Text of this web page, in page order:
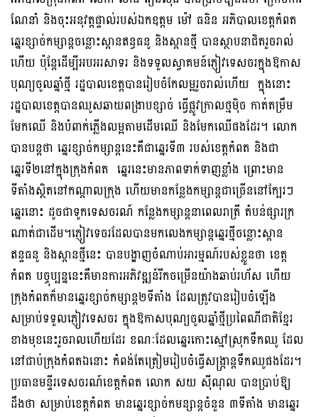
ណែនាំ និងចុះអនុវត្តផ្ទាល់របស់ឯកឧត្តម ម៉ៅ ធនិន អភិបាលខេត្តកំពត
ឆ្នេរខ្សាច់កម្សាន្តចន្លោះស្ពានឥន្ធធនូ និងស្ពានថ្មី បានស្ថាបនាជិតរួចរាល់
ហើយ ប៉ុន្តែដើម្បីអបអរសាទរ និងទទួលស្វាគមន៍ភ្ញៀវទេសចរក្នុងឱកាស
បុណ្យចូលឆ្នាំថ្មី រដ្ឋបាលខេត្តបានរៀបចំកែលម្អរួចរាល់ហើយ ក្នុងនោះ
រដ្ឋបាលខេត្តបានឈូសឆាយពង្រាបខ្សាច់ ធ្វើផ្លូវក្រាលថ្មម៉ិច កាត់តម្រឹម
មែកឈើ និងបំពាក់ភ្លើងលម្អតាមដើមឈើ និងមែកឈើផងដែរ។ លោក
បានបន្តថា ឆ្នេរខ្សាច់កម្សាន្តនេះគឺជាឆ្នេរទី៣ របស់ខេត្តកំពត និងជា
ឆ្នេរទី២នៅក្នុងក្រុងកំពត ឆ្នេរនេះមានភាពទាក់ទាញខ្លាំង ព្រោះមាន
ទីតាំងស្ថិតនៅកណ្តាលក្រុង ហើយមានកន្លែងកម្សាន្តជាច្រើននៅក្បែរៗ
ឆ្នេរនោះ ដូចជាទូកទេសចរណ៍ កន្លែងកម្សាន្តនាពេលរាត្រី តំបន់ផ្សារក្រ
ណាត់ជាដើម។ភ្ញៀវទេចរដែលបានមកលេងកម្សាន្តឆ្នេរថ្មីចន្លោះស្ពាន
ឥន្ទធនូ និងស្ពានថ្មីនេះ បានបង្ហាញចំណាប់អារម្មណ៍របស់ខ្លួនថា ខេត្ត
កំពត បច្ចុប្បន្ននេះគឺមានការអភិវឌ្ឍន៍រីកចម្រើនយ៉ាងឆាប់រហ័ស ហើយ
ក្រុងកំពតក៏មានឆ្នេរខ្សាច់កម្សាន្ត២ទីតាំង ដែលត្រូវបានរៀបចំឡើង
សម្រាប់ទទួលភ្ញៀវទេសចរ ក្នុងឱកាសបុណ្យចូលឆ្នាំថ្មីប្រពៃណីជាតិខ្មែរ
ខាងមុខនេះរួចរាលហើយដែរ ខណៈដែលឆ្នេរកោះស្មៅស្រុកទឹកឈូ ដែល
នៅជាប់ក្រុងកំពតឯនោះ កំពង់តែត្រៀមរៀបចំធ្វើសង្ក្រាន្តទឹកឈូផងដែរ។
ប្រធានមន្ទីរទេសចរណ៍ខេត្តកំពត លោក សយ ស៊ីណុល បានប្រាប់ឱ្យ
ដឹងថា សម្រាប់ខេត្តកំពត មានឆ្នេរខ្សាច់កមន្សាន្តចំនួន ៣ទីតាំង មានឆ្នេរ